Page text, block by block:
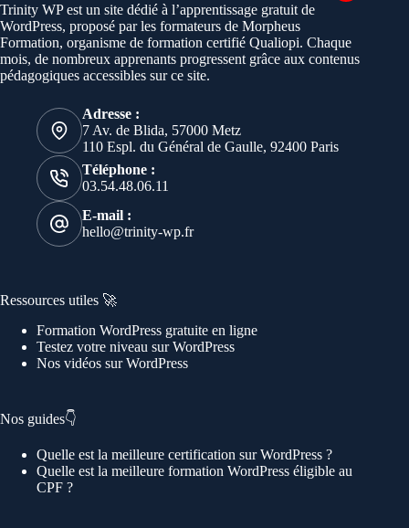
Trinity WP est un site dédié à l’apprentissage gratuit de
WordPress, proposé par les formateurs de Morpheus
Formation, organisme de formation certifié Qualiopi. Chaque
mois, de nombreux apprenants progressent grâce aux contenus
pédagogiques accessibles sur ce site.
Adresse :
7 Av. de Blida, 57000 Metz
110 Espl. du Général de Gaulle, 92400 Paris
Téléphone :
03.54.48.06.11
E-mail :
hello@trinity-wp.fr
Ressources utiles 🚀
Formation WordPress gratuite en ligne
Testez votre niveau sur WordPress
Nos vidéos sur WordPress
Nos guides👇
Quelle est la meilleure certification sur WordPress ?
Quelle est la meilleure formation WordPress éligible au
CPF ?